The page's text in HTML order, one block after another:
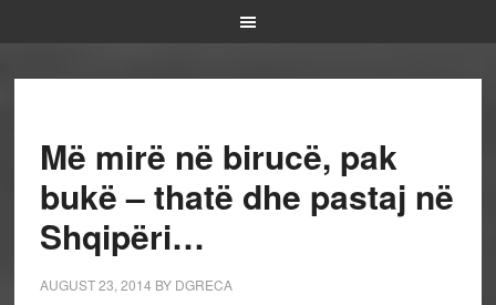
Më mirë në birucë, pak
bukë – thatë dhe pastaj në
Shqipëri…
AUGUST 23, 2014 BY DGRECA